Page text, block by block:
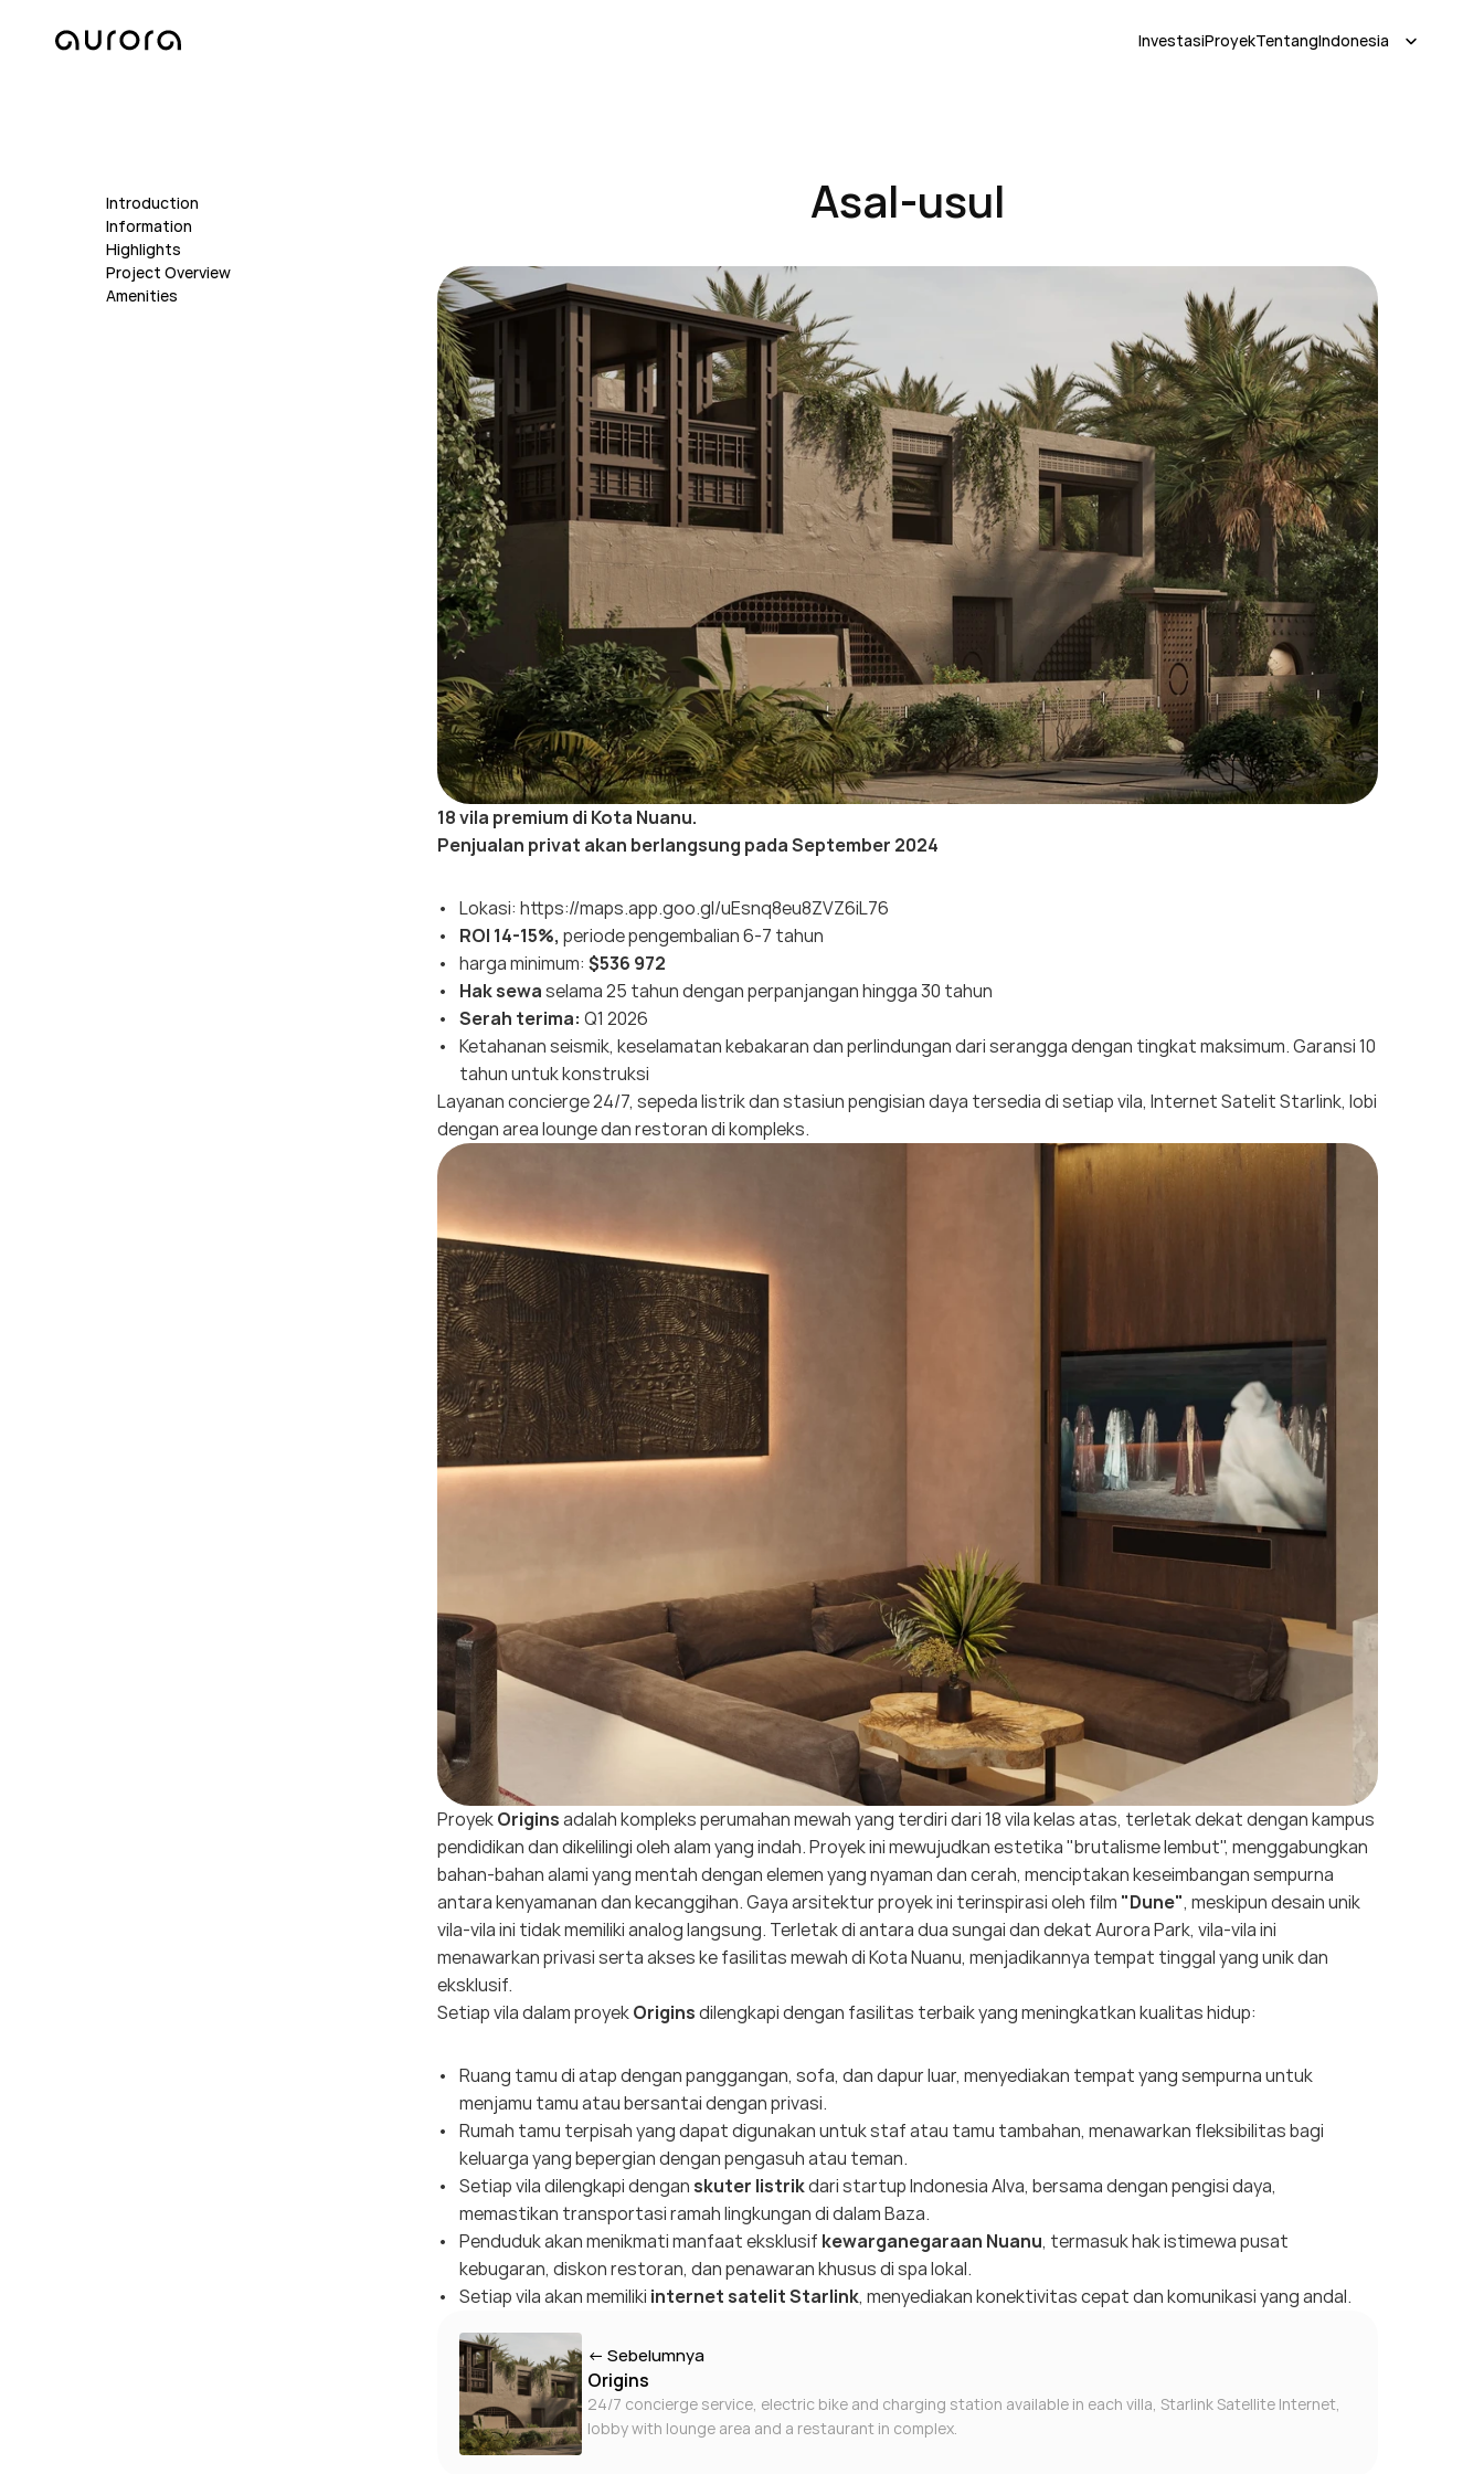
Introduction
Information
Highlights
Project Overview
Amenities
Asal-usul
18 vila premium di Kota Nuanu.
Penjualan privat akan berlangsung pada September 2024
Lokasi: https://maps.app.goo.gl/uEsnq8eu8ZVZ6iL76
ROI 14-15%, periode pengembalian 6-7 tahun
harga minimum: $536 972
Hak sewaselama 25 tahun dengan perpanjangan hingga 30 tahun
Serah terima: Q1 2026
Ketahanan seismik, keselamatan kebakaran dan perlindungan dari serangga dengan tingkat maksimum. Garansi 10
tahun untuk konstruksi
Layanan concierge 24/7, sepeda listrik dan stasiun pengisian daya tersedia di setiap vila, Internet Satelit Starlink, lobi
dengan area lounge dan restoran di kompleks.
ProyekOriginsadalah kompleks perumahan mewah yang terdiri dari 18 vila kelas atas, terletak dekat dengan kampus
pendidikan dan dikelilingi oleh alam yang indah. Proyek ini mewujudkan estetika "brutalisme lembut", menggabungkan
bahan-bahan alami yang mentah dengan elemen yang nyaman dan cerah, menciptakan keseimbangan sempurna
antara kenyamanan dan kecanggihan. Gaya arsitektur proyek ini terinspirasi oleh film "Dune", meskipun desain unik
vila-vila ini tidak memiliki analog langsung. Terletak di antara dua sungai dan dekat Aurora Park, vila-vila ini
menawarkan privasi serta akses ke fasilitas mewah di Kota Nuanu, menjadikannya tempat tinggal yang unik dan
eksklusif.
Setiap vila dalam proyekOriginsdilengkapi dengan fasilitas terbaik yang meningkatkan kualitas hidup:
Ruang tamu di atap dengan panggangan, sofa, dan dapur luar, menyediakan tempat yang sempurna untuk
menjamu tamu atau bersantai dengan privasi.
Rumah tamu terpisah yang dapat digunakan untuk staf atau tamu tambahan, menawarkan fleksibilitas bagi
keluarga yang bepergian dengan pengasuh atau teman.
Setiap vila dilengkapi denganskuter listrikdari startup Indonesia Alva, bersama dengan pengisi daya,
memastikan transportasi ramah lingkungan di dalam Baza.
Penduduk akan menikmati manfaat eksklusif kewarganegaraan Nuanu, termasuk hak istimewa pusat
kebugaran, diskon restoran, dan penawaran khusus di spa lokal.
Setiap vila akan memiliki internet satelit Starlink, menyediakan konektivitas cepat dan komunikasi yang andal.
← Sebelumnya
Origins
24/7 concierge service, electric bike and charging station available in each villa, Starlink Satellite Internet,
lobby with lounge area and a restaurant in complex.
InvestasiProyekTentangIndonesia